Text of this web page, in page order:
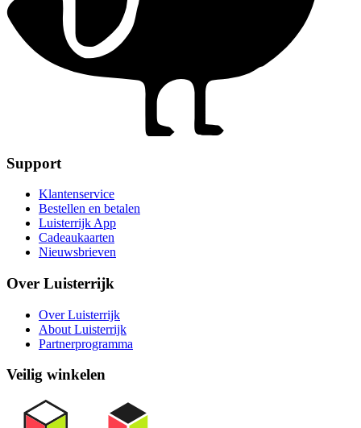
Support
Klantenservice
Bestellen en betalen
Luisterrijk App
Cadeaukaarten
Nieuwsbrieven
Over Luisterrijk
Over Luisterrijk
About Luisterrijk
Partnerprogramma
Veilig winkelen